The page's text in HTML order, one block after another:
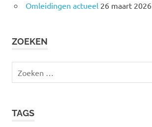
Omleidingen actueel 26 maart 2026
ZOEKEN
e
TAGS